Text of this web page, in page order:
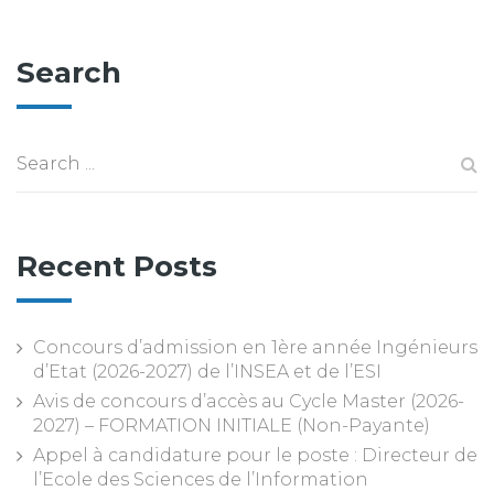
Search
Recent Posts
Concours d’admission en 1ère année Ingénieurs
d’Etat (2026-2027) de l’INSEA et de l’ESI
Avis de concours d’accès au Cycle Master (2026-
2027) – FORMATION INITIALE (Non-Payante)
Appel à candidature pour le poste : Directeur de
l’Ecole des Sciences de l’Information